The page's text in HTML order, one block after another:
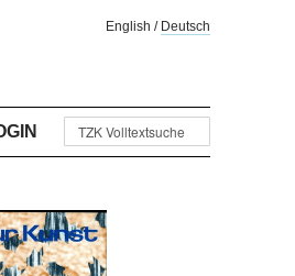
English / Deutsch